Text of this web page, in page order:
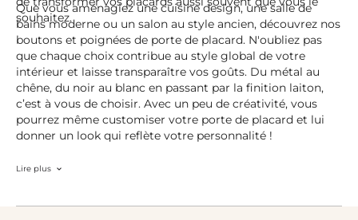
souhaitez.
Que vous aménagiez une cuisine design, une salle de
bains moderne ou un salon au style ancien, découvrez nos
boutons et poignées de porte de placard. N'oubliez pas
que chaque choix contribue au style global de votre
intérieur et laisse transparaître vos goûts. Du métal au
chêne, du noir au blanc en passant par la finition laiton,
c’est à vous de choisir. Avec un peu de créativité, vous
pourrez même customiser votre porte de placard et lui
donner un look qui reflète votre personnalité !
Lire plus